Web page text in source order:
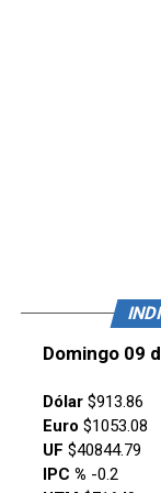
Domingo 09
Dólar$913.86
Euro $1053.08
UF $40844.79
IPC % -0.2